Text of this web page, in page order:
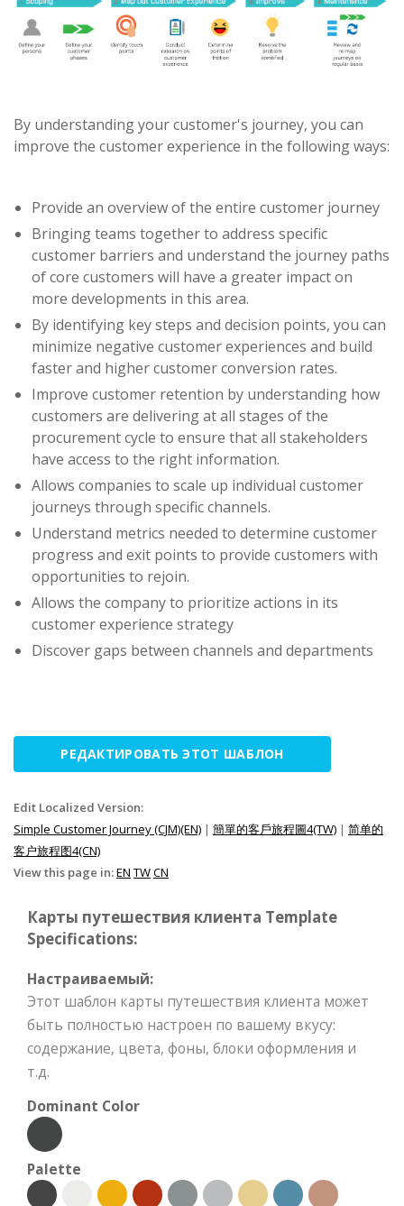
By understanding your customer's journey, you can
improve the customer experience in the following ways:
Provide an overview of the entire customer journey
Bringing teams together to address specific
customer barriers and understand the journey paths
of core customers will have a greater impact on
more developments in this area.
By identifying key steps and decision points, you can
minimize negative customer experiences and build
faster and higher customer conversion rates.
Improve customer retention by understanding how
customers are delivering at all stages of the
procurement cycle to ensure that all stakeholders
have access to the right information.
Allows companies to scale up individual customer
journeys through specific channels.
Understand metrics needed to determine customer
progress and exit points to provide customers with
opportunities to rejoin.
Allows the company to prioritize actions in its
customer experience strategy
Discover gaps between channels and departments
РЕДАКТИРОВАТЬ ЭТОТ ШАБЛОН
Edit Localized Version:
Simple Customer Journey (CJM)(EN) | 簡單的客戶旅程圖4(TW) | 简单的
客户旅程图4(CN)
View this page in:EN TWCN
Карты путешествия клиента Template
Specifications:
Настраиваемый:
Этот шаблон карты путешествия клиента может
быть полностью настроен по вашему вкусу:
содержание, цвета, фоны, блоки оформления и
т.д.
Dominant Color
Palette